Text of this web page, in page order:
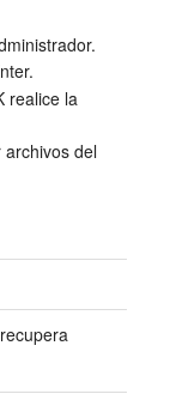
realice la
del